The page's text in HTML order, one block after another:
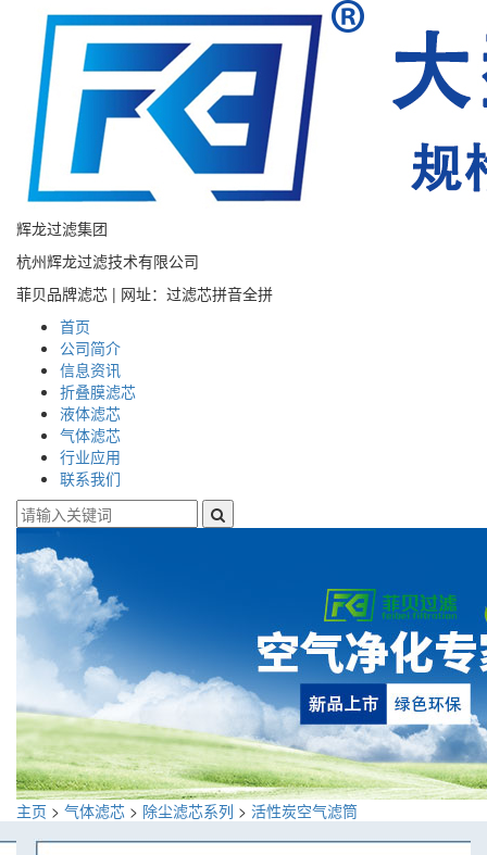
辉龙过滤集团
杭州辉龙过滤技术有限公司
菲贝品牌滤芯 | 网址：过滤芯拼音全拼
首页
公司简介
信息资讯
折叠膜滤芯
液体滤芯
气体滤芯
行业应用
联系我们
主页 > 气体滤芯 > 除尘滤芯系列 > 活性炭空气滤筒